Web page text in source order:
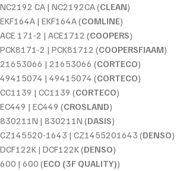
NC2192 CA | NC2192CA (CLEAN)
EKF164A | EKF164A (COMLINE)
ACE 171-2 | ACE1712 (COOPERS)
PCK8171-2 | PCK81712 (COOPERSFIAAM)
21653066 | 21653066 (CORTECO)
49415074 | 49415074 (CORTECO)
CC1139 | CC1139 (CORTECO)
EC449 | EC449 (CROSLAND)
830211N | 830211N (DASIS)
CZ145520-1643 | CZ1455201643 (DENSO)
DCF122K | DCF122K (DENSO)
600 | 600 (ECO (3F QUALITY))